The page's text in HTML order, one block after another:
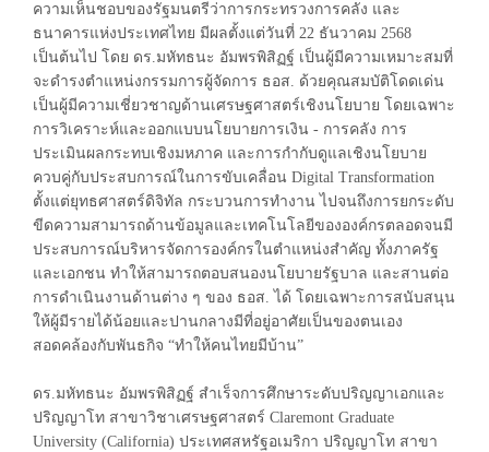
ความเห็นชอบของรัฐมนตรีว่าการกระทรวงการคลัง และ
ธนาคารแห่งประเทศไทย มีผลตั้งแต่วันที่ 22 ธันวาคม 2568
เป็นต้นไป โดย ดร.มหัทธนะ อัมพรพิสิฏฐ์ เป็นผู้มีความเหมาะสมที่
จะดำรงตำแหน่งกรรมการผู้จัดการ ธอส. ด้วยคุณสมบัติโดดเด่น
เป็นผู้มีความเชี่ยวชาญด้านเศรษฐศาสตร์เชิงนโยบาย โดยเฉพาะ
การวิเคราะห์และออกแบบนโยบายการเงิน - การคลัง การ
ประเมินผลกระทบเชิงมหภาค และการกำกับดูแลเชิงนโยบาย
ควบคู่กับประสบการณ์ในการขับเคลื่อน Digital Transformation
ตั้งแต่ยุทธศาสตร์ดิจิทัล กระบวนการทำงาน ไปจนถึงการยกระดับ
ขีดความสามารถด้านข้อมูลและเทคโนโลยีขององค์กรตลอดจนมี
ประสบการณ์บริหารจัดการองค์กรในตำแหน่งสำคัญ ทั้งภาครัฐ
และเอกชน ทำให้สามารถตอบสนองนโยบายรัฐบาล และสานต่อ
การดำเนินงานด้านต่าง ๆ ของ ธอส. ได้ โดยเฉพาะการสนับสนุน
ให้ผู้มีรายได้น้อยและปานกลางมีที่อยู่อาศัยเป็นของตนเอง
สอดคล้องกับพันธกิจ “ทำให้คนไทยมีบ้าน”
ดร.มหัทธนะ อัมพรพิสิฏฐ์ สำเร็จการศึกษาระดับปริญญาเอกและ
ปริญญาโท สาขาวิชาเศรษฐศาสตร์ Claremont Graduate
University (California) ประเทศสหรัฐอเมริกา ปริญญาโท สาขา